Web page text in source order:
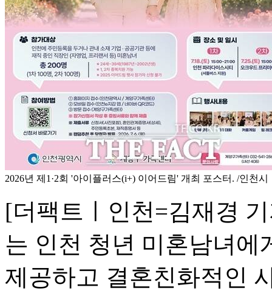
2026년 제1·2회 '아이플러스(i+) 이어드림' 개최 포스터. /인천시
[더팩트ㅣ인천=김재경
는 인천 청년 미혼남녀에
제공하고 결혼친화적인